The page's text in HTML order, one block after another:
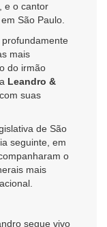
e o cantor
São Paulo.
mais
do irmão
Leandro &
suas
de São
seguinte, em
o
mais
segue vivo